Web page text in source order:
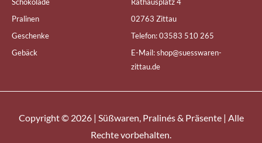
Pralinen
Geschenke
Gebäck
02763 Zittau
Telefon: 03583 510 265
E-Mail: shop@suesswaren-
zittau.de
Copyright © 2026 | Süßwaren, Pralinés & Präsente | Alle
Rechte vorbehalten.